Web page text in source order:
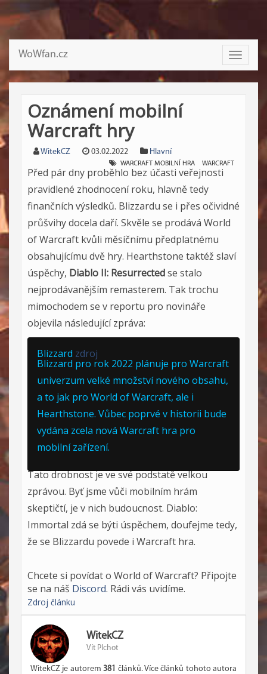
Toggle
WoWfan.cz
Oznámení mobilní
Warcraft hry
WitekCZ 03.02.2022 Hlavní
WARCRAFT MOBILNÍ HRA WARCRAFT
Před pár dny proběhlo bez účasti veřejnosti
pravidlené zhodnocení roku, hlavně tedy
finančních výsledků. Blizzardu se i přes očividné
průšvihy docela daří. Skvěle se prodává World
of Warcraft kvůli měsíčnímu předplatnému
obsahujícímu dvě hry. Hearthstone taktéž slaví
úspěchy, Diablo II: Resurrectedse stalo
nejprodávanějším remasterem. Tak trochu
mimochodem se v reportu pro novináře
objevila následující zpráva:
Blizzard zdroj
Blizzard pro rok 2022 plánuje pro Warcraft
univerzum velké množství nového obsahu,
a to jak pro World of Warcraft, ale i
Hearthstone. Vůbec poprvé v historii bude
vydána zcela nová Warcraft hra pro
mobilní zařízení.
Tato drobnost je ve své podstatě velkou
zprávou. Byť jsme vůči mobilním hrám
skeptičtí, je v nich budoucnost. Diablo:
Immortal zdá se býti úspěchem, doufejme tedy,
že se Blizzardu povede i Warcraft hra.
Chcete si povídat o World of Warcraft? Připojte
se na náš Discord. Rádi vás uvidíme.
Zdroj článku
WitekCZ
Vít Plchot
WitekCZ je autorem381 článků. Více článků tohoto autora